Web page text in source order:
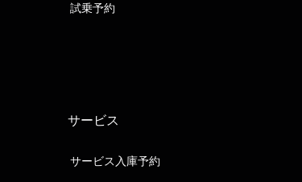
試乗予約
サービス
サービス入庫予約